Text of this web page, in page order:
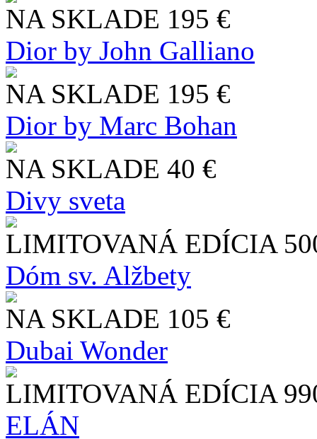
NA SKLADE 195 €
Dior by John Galliano
NA SKLADE 195 €
Dior by Marc Bohan
NA SKLADE 40 €
Divy sveta
LIMITOVANÁ EDÍCIA
Dóm sv. Alžbety
NA SKLADE 105 €
Dubai Wonder
LIMITOVANÁ EDÍCIA
ELÁN